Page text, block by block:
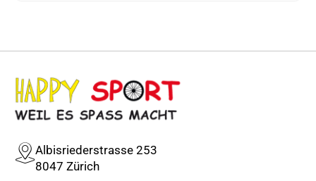
Albisriederstrasse 253
8047 Zürich